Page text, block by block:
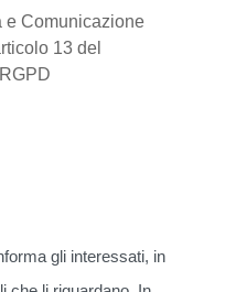
e Comunicazione
13 del
gli interessati, in